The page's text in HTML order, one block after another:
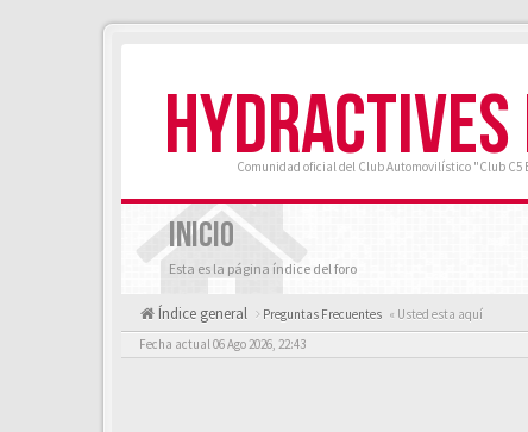
Comunidad oficial del Club Automovilístico "Club C5
INICIO
Esta es la página índice del foro
Índice general Preguntas Frecuentes « Usted esta aquí
Fecha actual 06 Ago 2026, 22:43